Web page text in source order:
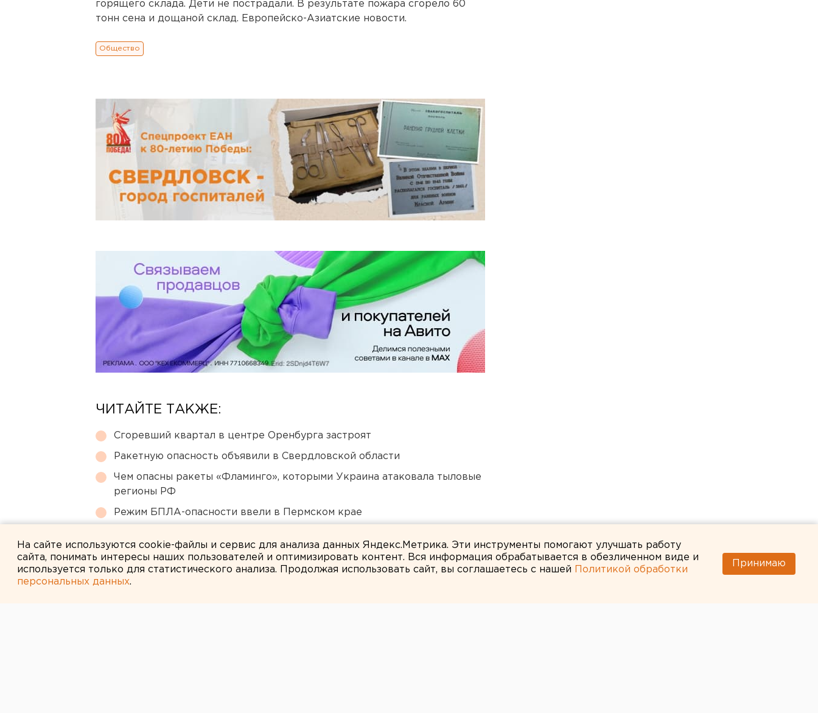
горящего склада. Дети не пострадали. В результате пожара сгорело 60
тонн сена и дощаной склад. Европейско-Азиатские новости.
Общество
ЧИТАЙТЕ ТАКЖЕ:
Сгоревший квартал в центре Оренбурга застроят
Ракетную опасность объявили в Свердловской области
Чем опасны ракеты «Фламинго», которыми Украина атаковала тыловые
регионы РФ
Режим БПЛА-опасности ввели в Пермском крае
На сайте используются cookie-файлы и сервис для анализа данных Яндекс.Метрика. Эти инструменты помогают улучшать работу
сайта, понимать интересы наших пользователей и оптимизировать контент. Вся информация обрабатывается в обезличенном виде и
используется только для статистического анализа. Продолжая использовать сайт, вы соглашаетесь с нашей
Политикой обработки
персональных данных.
Принимаю